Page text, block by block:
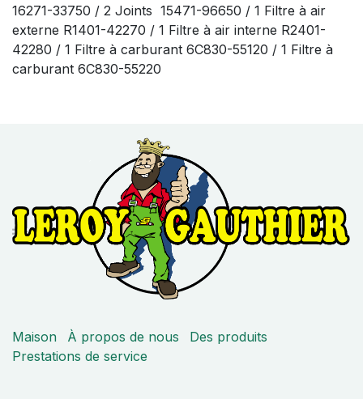
16271-33750 / 2 Joints 15471-96650 / 1 Filtre à air
externe R1401-42270 / 1 Filtre à air interne R2401-
42280 / 1 Filtre à carburant 6C830-55120 / 1 Filtre à
carburant 6C830-55220
Maison À propos de nous
Des produits
Prestations de service